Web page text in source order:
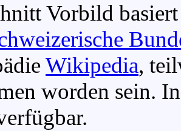
Vorbild
Wikipedia,
worden sein.